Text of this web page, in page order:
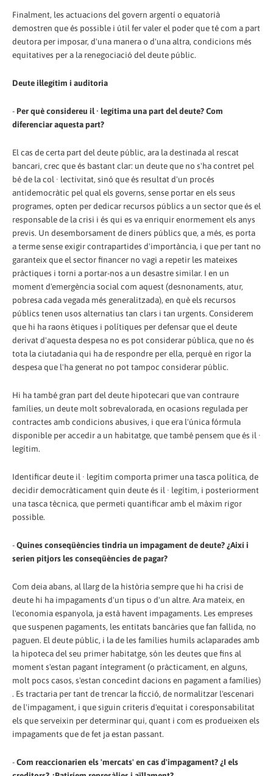
Finalment, les actuacions del govern argentí o equatorià
demostren que és possible i útil fer valer el poder que té com a part
deutora per imposar, d'una manera o d'una altra, condicions més
equitatives per a la renegociació del deute públic.
Deute il·legítim i auditoria
- Per què considereu il · legítima una part del deute? Com
diferenciar aquesta part?
El cas de certa part del deute públic, ara la destinada al rescat
bancari, crec que és bastant clar: un deute que no s'ha contret pel
bé de la col · lectivitat, sinó que és resultat d'un procés
antidemocràtic pel qual els governs, sense portar en els seus
programes, opten per dedicar recursos públics a un sector que és el
responsable de la crisi i és qui es va enriquir enormement els anys
previs. Un desemborsament de diners públics que, a més, es porta
a terme sense exigir contrapartides d'importància, i que per tant no
garanteix que el sector financer no vagi a repetir les mateixes
pràctiques i torni a portar-nos a un desastre similar. I en un
moment d'emergència social com aquest (desnonaments, atur,
pobresa cada vegada més generalitzada), en què els recursos
públics tenen usos alternatius tan clars i tan urgents. Considerem
que hi ha raons ètiques i polítiques per defensar que el deute
derivat d'aquesta despesa no es pot considerar pública, que no és
tota la ciutadania qui ha de respondre per ella, perquè en rigor la
despesa que l'ha generat no pot tampoc considerar públic.
Hi ha també gran part del deute hipotecari que van contraure
famílies, un deute molt sobrevalorada, en ocasions regulada per
contractes amb condicions abusives, i que era l'única fórmula
disponible per accedir a un habitatge, que també pensem que és il ·
legítim.
Identificar deute il · legítim comporta primer una tasca política, de
decidir democràticament quin deute és il · legítim, i posteriorment
una tasca tècnica, que permeti quantificar amb el màxim rigor
possible.
-Quines conseqüències tindria un impagament de deute? ¿Així i
serien pitjors les conseqüències de pagar?
Com deia abans, al llarg de la història sempre que hi ha crisi de
deute hi ha impagaments d'un tipus o d'un altre. Ara mateix, en
l'economia espanyola, ja està havent impagaments. Les empreses
que suspenen pagaments, les entitats bancàries que fan fallida, no
paguen. El deute públic, i la de les famílies humils aclaparades amb
la hipoteca del seu primer habitatge, són les deutes que fins al
moment s'estan pagant íntegrament (o pràcticament, en alguns,
molt pocs casos, s'estan concedint dacions en pagament a famílies)
. Es tractaria per tant de trencar la ficció, de normalitzar l'escenari
de l'impagament, i que siguin criteris d'equitat i coresponsabilitat
els que serveixin per determinar qui, quant i com es produeixen els
impagaments que de fet ja estan passant.
-Com reaccionarien els 'mercats' en cas d'impagament? ¿I els